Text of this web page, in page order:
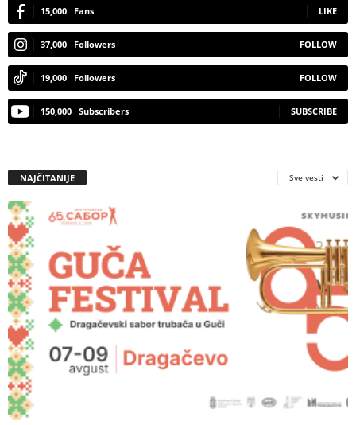
15,000 Fans LIKE
37,000 Followers FOLLOW
19,000 Followers FOLLOW
150,000 Subscribers SUBSCRIBE
NAJČITANIJE Sve vesti